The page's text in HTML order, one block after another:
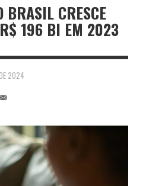
BRASIL CRESCE
196 BI EM 2023
2024